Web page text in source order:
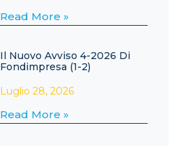
Read More »
Il Nuovo Avviso 4-2026 Di
Fondimpresa (1-2)
Luglio 28, 2026
Read More »